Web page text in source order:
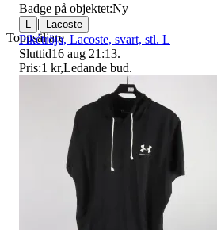
Toppsäljare
Badge på objektet:Ny
| Lacoste
Pikétröja, Lacoste, svart, stl. L
Sluttid16 aug 21:13.
Pris:1 kr,Ledande bud.